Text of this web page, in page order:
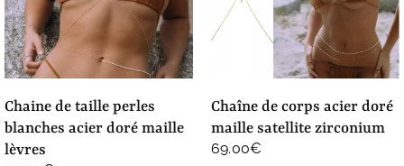
chaine de taille perles
blanches acier doré maille
lèvres
chaîne de corps acier doré
maille satellite zirconium
69.00€